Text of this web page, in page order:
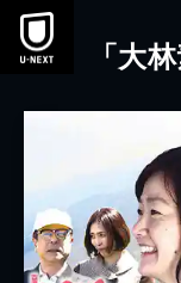
本文へスキップ
「大